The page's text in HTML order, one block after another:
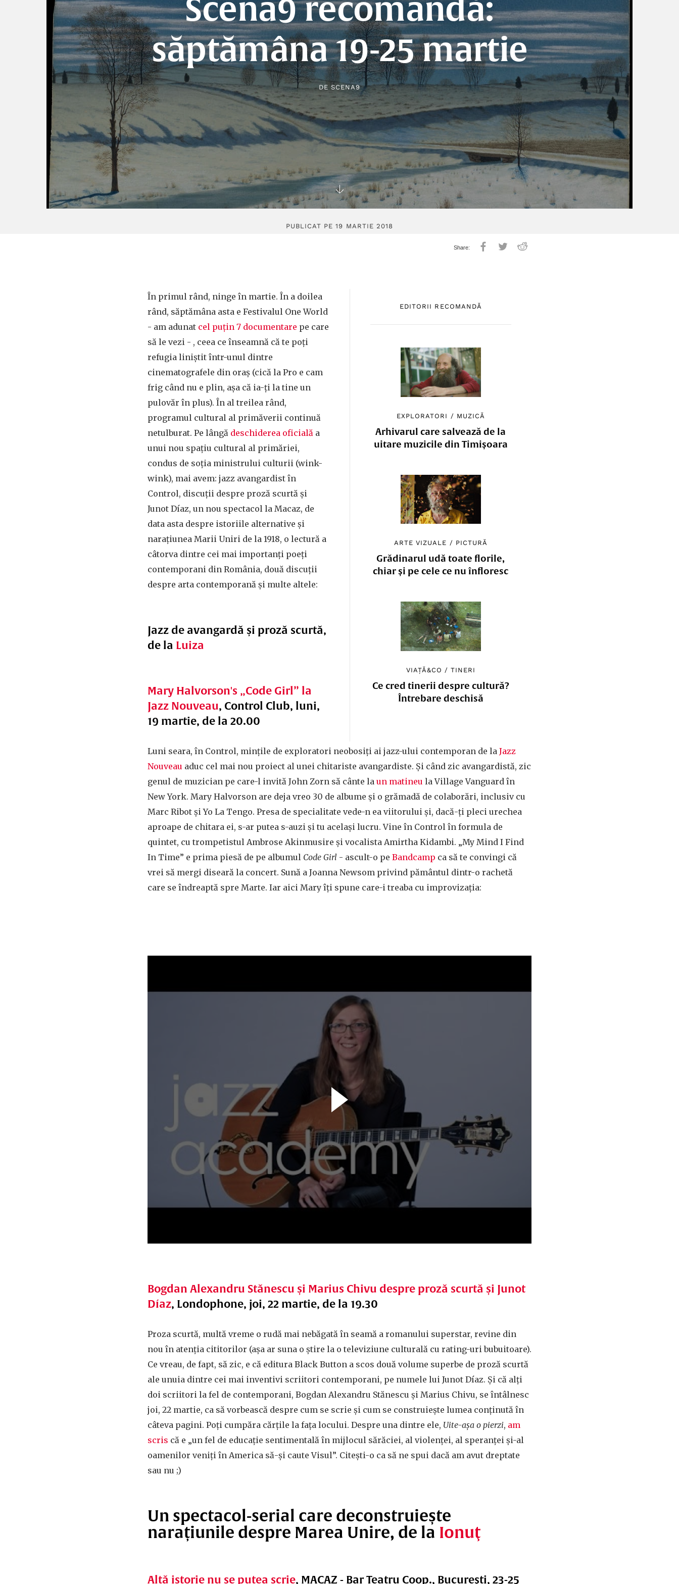
Scena9 recomandă:
săptămâna 19-25 martie
DE SCENA9
PUBLICAT PE 19 MARTIE 2018
EDITORII RECOMANDĂ
EXPLORATORI / MUZICĂ
Arhivarul care salvează de la
uitare muzicile din Timișoara
ARTE VIZUALE / PICTURĂ
Grădinarul udă toate florile,
chiar și pe cele ce nu înfloresc
VIAȚĂ&CO /TINERI
Ce cred tinerii despre cultură?
Întrebare deschisă
În primul rând, ninge în martie. În a doilea
rând, săptămâna asta e Festivalul One World
- am adunat cel puțin 7 documentare pe care
să le vezi - , ceea ce înseamnă că te poți
refugia liniștit într-unul dintre
cinematografele din oraș (cică la Pro e cam
frig când nu e plin, așa că ia-ți la tine un
pulovăr în plus). În al treilea rând,
programul cultural al primăverii continuă
netulburat. Pe lângă deschiderea oficială a
unui nou spațiu cultural al primăriei,
condus de soția ministrului culturii (wink-
wink), mai avem: jazz avangardist în
Control, discuții despre proză scurtă și
Junot Díaz, un nou spectacol la Macaz, de
data asta despre istoriile alternative și
narațiunea Marii Uniri de la 1918, o lectură a
câtorva dintre cei mai importanți poeți
contemporani din România, două discuții
despre arta contemporană și multe altele:
Jazz de avangardă și proză scurtă,
de la Luiza
Mary Halvorson's „Code Girl” la
Jazz Nouveau, Control Club, luni,
19 martie, de la 20.00
Luni seara, în Control, mințile de exploratori neobosiți ai jazz-ului contemporan de la Jazz
Nouveau aduc cel mai nou proiect al unei chitariste avangardiste. Și când zic avangardistă, zic
genul de muzician pe care-l invită John Zorn să cânte la un matineu la Village Vanguard în
New York. Mary Halvorson are deja vreo 30 de albume și o grămadă de colaborări, inclusiv cu
Marc Ribot și Yo La Tengo. Presa de specialitate vede-n ea viitorului și, dacă-ți pleci urechea
aproape de chitara ei, s-ar putea s-auzi și tu același lucru. Vine în Control în formula de
quintet, cu trompetistul Ambrose Akinmusire și vocalista Amirtha Kidambi. „My Mind I Find
In Time” e prima piesă de pe albumul Code Girl - ascult-o pe Bandcamp ca să te convingi că
vrei să mergi diseară la concert. Sună a Joanna Newsom privind pământul dintr-o rachetă
care se îndreaptă spre Marte. Iar aici Mary îți spune care-i treaba cu improvizația:
Bogdan Alexandru Stănescu și Marius Chivu despre proză scurtă și Junot
Díaz, Londophone, joi, 22 martie, de la 19.30
Proza scurtă, multă vreme o rudă mai nebăgată în seamă a romanului superstar, revine din
nou în atenția cititorilor (așa ar suna o știre la o televiziune culturală cu rating-uri bubuitoare).
Ce vreau, de fapt, să zic, e că editura Black Button a scos două volume superbe de proză scurtă
ale unuia dintre cei mai inventivi scriitori contemporani, pe numele lui Junot Díaz. Și că alți
doi scriitori la fel de contemporani, Bogdan Alexandru Stănescu și Marius Chivu, se întâlnesc
joi, 22 martie, ca să vorbească despre cum se scrie și cum se construiește lumea conținută în
câteva pagini. Poți cumpăra cărțile la fața locului. Despre una dintre ele, Uite-așa o pierzi, am
scris că e „un fel de educație sentimentală în mijlocul sărăciei, al violenței, al speranței și-al
oamenilor veniți în America să-și caute Visul”. Citești-o ca să ne spui dacă am avut dreptate
sau nu ;)
Un spectacol-serial care deconstruiește
narațiunile despre Marea Unire, de la Ionuţ
Altă istorie nu se putea scrie, MACAZ - Bar Teatru Coop., Bucureşti, 23-25